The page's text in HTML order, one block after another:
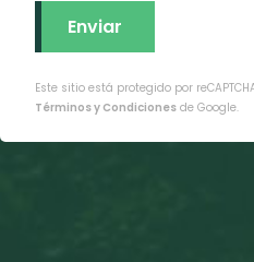
Este sitio está protegido por
Términos y Condiciones de Google.